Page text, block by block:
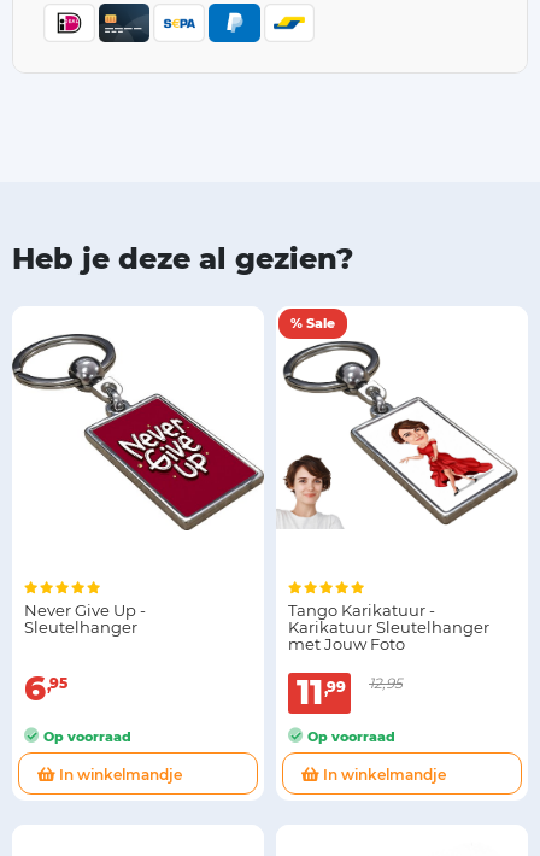
Heb je deze al gezien?
Never Give Up -
Sleutelhanger
6 95
Op voorraad
In winkelmandje
% Sale
Tango Karikatuur -
Karikatuur Sleutelhanger
met Jouw Foto
11 99 12,95
Op voorraad
In winkelmandje